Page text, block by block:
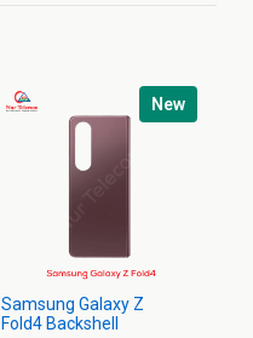
New
Samsung Galaxy Z
Fold4 Backshell